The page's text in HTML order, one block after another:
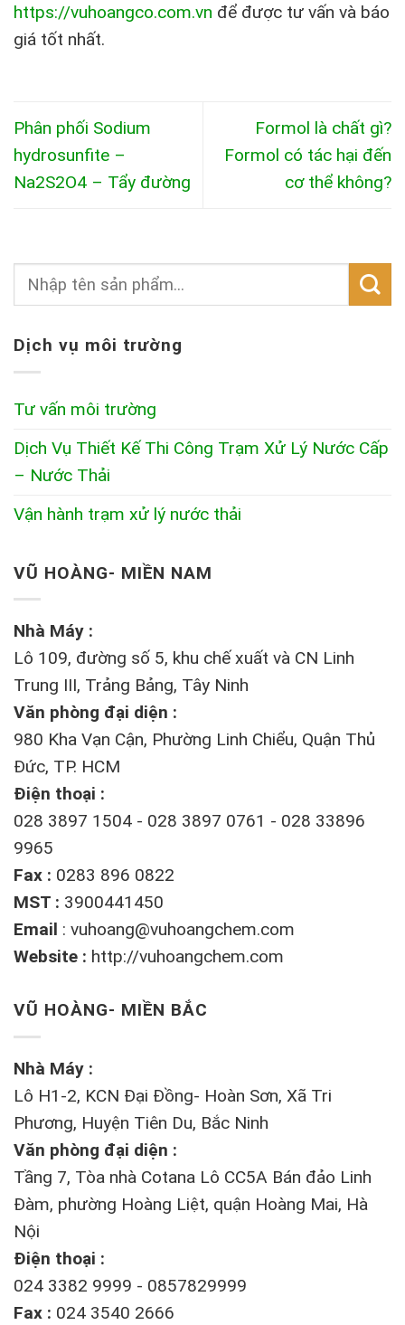
https://vuhoangco.com.vn để được tư vấn và báo
giá tốt nhất.
Phân phối Sodium
hydrosunfite –
Na2S2O4 – Tẩy đường
Formol là chất gì?
Formol có tác hại đến
cơ thể không?
Dịch vụ môi trường
Tư vấn môi trường
Dịch Vụ Thiết Kế Thi Công Trạm Xử Lý Nước Cấp
– Nước Thải
Vận hành trạm xử lý nước thải
VŨ HOÀNG- MIỀN NAM
Nhà Máy :
Lô 109, đường số 5, khu chế xuất và CN Linh
Trung III, Trảng Bảng, Tây Ninh
Văn phòng đại diện :
980 Kha Vạn Cận, Phường Linh Chiểu, Quận Thủ
Đức, TP. HCM
Điện thoại :
028 3897 1504 - 028 3897 0761 - 028 33896
9965
Fax : 0283 896 0822
MST : 3900441450
Email : vuhoang@vuhoangchem.com
Website : http://vuhoangchem.com
VŨ HOÀNG- MIỀN BẮC
Nhà Máy :
Lô H1-2, KCN Đại Đồng- Hoàn Sơn, Xã Tri
Phương, Huyện Tiên Du, Bắc Ninh
Văn phòng đại diện :
Tầng 7, Tòa nhà Cotana Lô CC5A Bán đảo Linh
Đàm, phường Hoàng Liệt, quận Hoàng Mai, Hà
Nội
Điện thoại :
024 3382 9999 - 0857829999
Fax : 024 3540 2666